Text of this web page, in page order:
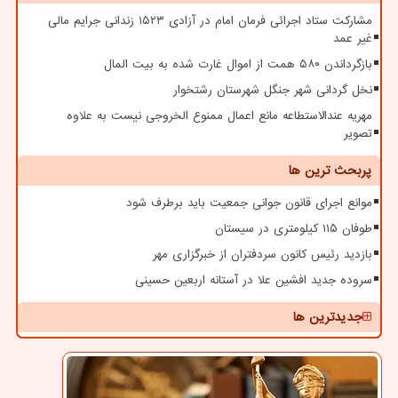
مشارکت ستاد اجرائی فرمان امام در آزادی ۱۵۲۳ زندانی جرایم مالی
غیر عمد
بازگرداندن ۵۸۰ همت از اموال غارت شده به بیت المال
نخل گردانی شهر جنگل شهرستان رشتخوار
مهریه عندالاستطاعه مانع اعمال ممنوع الخروجی نیست به علاوه
تصویر
پربحث ترین ها
موانع اجرای قانون جوانی جمعیت باید برطرف شود
طوفان ۱۱۵ کیلومتری در سیستان
بازدید رئیس کانون سردفتران از خبرگزاری مهر
سروده جدید افشین علا در آستانه اربعین حسینی
جدیدترین ها